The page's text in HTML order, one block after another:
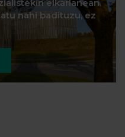
elkarlanean
nahi badituzu, ez